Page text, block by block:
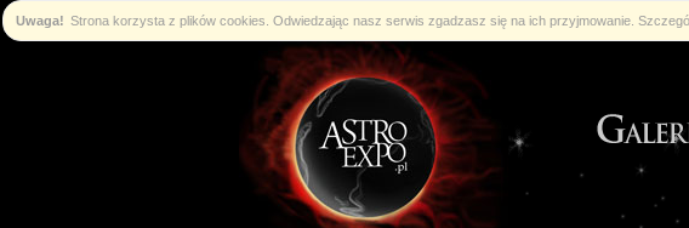
Uwaga! Strona korzysta z plików cookies. Odwiedzając nasz serwis zgadzasz się na ich przyjmowanie.